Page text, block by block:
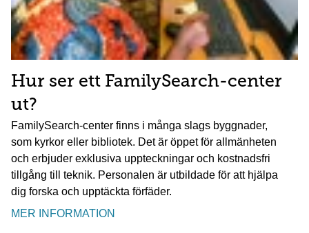
Hur ser ett FamilySearch-center
ut?
FamilySearch-center finns i många slags byggnader,
som kyrkor eller bibliotek. Det är öppet för allmänheten
och erbjuder exklusiva uppteckningar och kostnadsfri
tillgång till teknik. Personalen är utbildade för att hjälpa
dig forska och upptäckta förfäder.
MER INFORMATION